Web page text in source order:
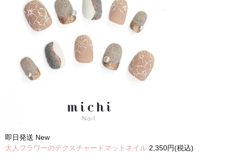
即日発送 New
大人フラワーのテクスチャードマットネイル 2,350円(税込)